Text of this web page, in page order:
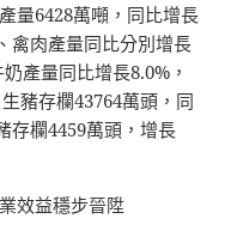
量6428萬噸，同比增長
禽肉產量同比分別增長
產量同比增長8.0%，
豬存欄43764萬頭，同
存欄4459萬頭，增長
效益穩步晉陞